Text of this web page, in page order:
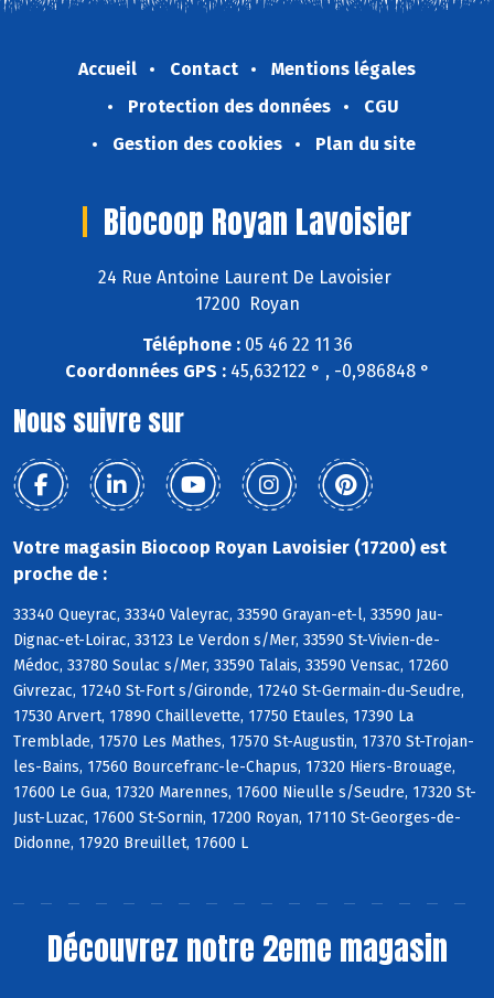
Accueil Contact
Mentions légales
Protection des données
CGU
Gestion des cookies
Plan du site
Biocoop Royan Lavoisier
24 Rue Antoine Laurent De Lavoisier
17200 Royan
Téléphone :05 46 22 11 36
Coordonnées GPS :45,632122 ° , -0,986848 °
Nous suivre sur
Votre magasin Biocoop Royan Lavoisier (17200) est
proche de :
33340 Queyrac, 33340 Valeyrac, 33590 Grayan-et-l, 33590 Jau-
Dignac-et-Loirac, 33123 Le Verdon s/Mer, 33590 St-Vivien-de-
Médoc, 33780 Soulac s/Mer, 33590 Talais, 33590 Vensac, 17260
Givrezac, 17240 St-Fort s/Gironde, 17240 St-Germain-du-Seudre,
17530 Arvert, 17890 Chaillevette, 17750 Etaules, 17390 La
Tremblade, 17570 Les Mathes, 17570 St-Augustin, 17370 St-Trojan-
les-Bains, 17560 Bourcefranc-le-Chapus, 17320 Hiers-Brouage,
17600 Le Gua, 17320 Marennes, 17600 Nieulle s/Seudre, 17320 St-
Just-Luzac, 17600 St-Sornin, 17200 Royan, 17110 St-Georges-de-
Didonne, 17920 Breuillet, 17600 L
Découvrez notre 2eme magasin